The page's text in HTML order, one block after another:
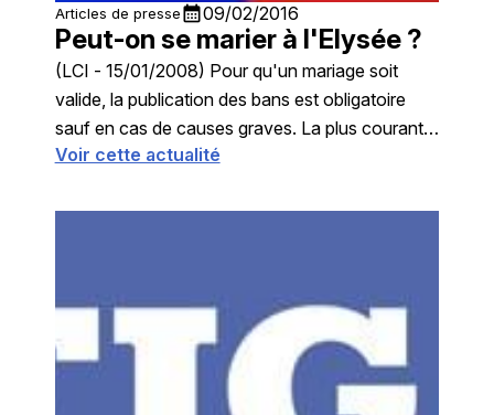
Articles de pressecalendar_month09/02/2016
Peut-on se marier à l'Elysée ?
(LCI - 15/01/2008) Pour qu'un mariage soit
valide, la publication des bans est obligatoire
sauf en cas de causes graves. La plus courante
concerne une union in-extremis avec une
Voir cette actualité